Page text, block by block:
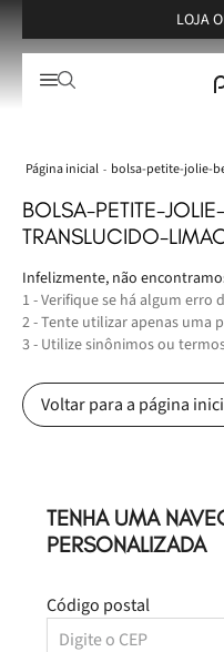
LOJA
TENHA UMA
PERSONALIZADA
Código postal
bolsa-petite-jolie-
BOLSA-PETITE-
TRANSLUCIDO-
Infelizmente, não
1 - Verifique se há algum erro
2 - Tente utilizar apenas uma
3 - Utilize sinônimos ou
Voltar para a página